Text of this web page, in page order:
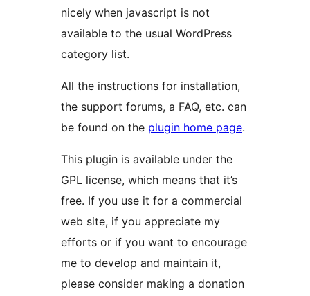
nicely when javascript is not
available to the usual WordPress
category list.
All the instructions for installation,
the support forums, a FAQ, etc. can
be found on the plugin home page.
This plugin is available under the
GPL license, which means that it’s
free. If you use it for a commercial
web site, if you appreciate my
efforts or if you want to encourage
me to develop and maintain it,
please consider making a donation